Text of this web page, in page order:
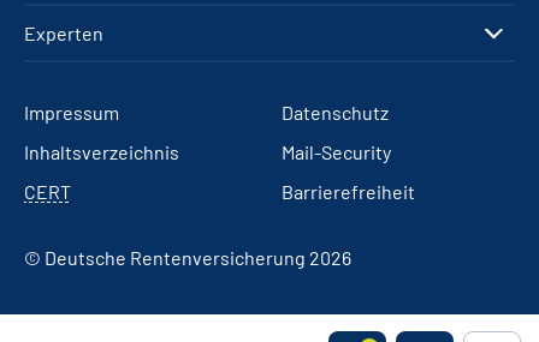
Experten
Impressum
Datenschutz
Inhaltsverzeichnis
Mail-Security
CERT
Barrierefreiheit
© Deutsche Rentenversicherung 2026